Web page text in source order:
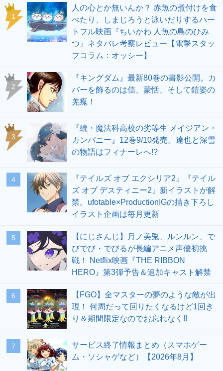
1
人の心とか無いんか？ 赤魚の煮付けを食
べたり、しまじろうと泳いだりするハー
トフル映画『ちいかわ 人魚の島のひみ
つ』ネタバレ考察レビュー【電撃スタッ
フコラム：オッシー】
2
『キングダム』最新80巻の書影公開。カ
バーを飾るのは信、蒙恬、そして鎧姿の
羌瘣！
3
『続・魔法科高校の劣等生 メイジアン・
カンパニー』12巻9/10発売。達也と深雪
の物語はフィナーレへ!?
4
『テイルズ オブ エクシリア2』『テイル
ズ オブ デスティニー2』新イラストが解
禁。ufotable×ProductionIGの描き下ろし
イラスト企画は毎月更新
5
【にじさんじ】月ノ美兎、ルンルン、で
びでび・でびるが長編アニメ声優初挑
戦！ Netflix映画『THE RIBBON
HERO』第3弾予告＆追加キャスト解禁
6
【FGO】全マスターの夢のような敵が出
現！ 何周だって回りたくなるけど1回き
り＆期間限定なのでお忘れなく!!
7
サービス終了情報まとめ（スマホゲー
ム・ソシャゲなど）【2026年8月】